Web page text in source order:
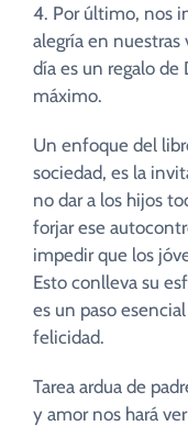
4. Por último, nos
alegría en nuestras
día es un regalo de
máximo.
Un enfoque del
sociedad, es la
no dar a los hijos
forjar ese
impedir que los
Esto conlleva su
es un paso
felicidad.
Tarea ardua de
y amor nos hará